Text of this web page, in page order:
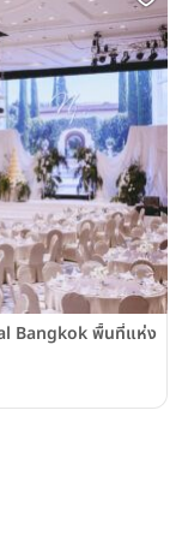
Bangkok พื้นที่แห่ง